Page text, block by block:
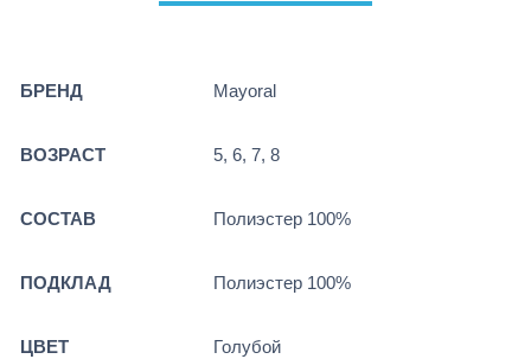
БРЕНД Mayoral
ВОЗРАСТ 5, 6, 7, 8
СОСТАВ Полиэстер 100%
ПОДКЛАД Полиэстер 100%
ЦВЕТ Голубой